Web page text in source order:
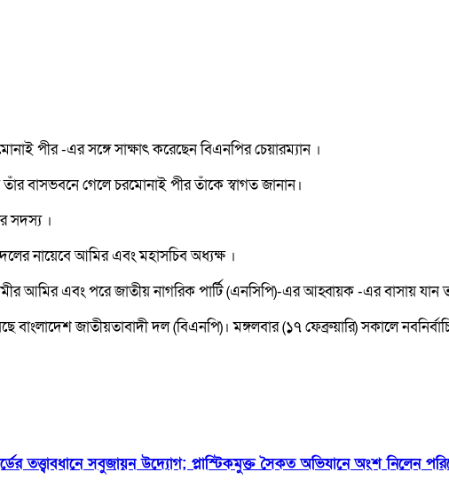
পীর -এর সঙ্গে সাক্ষাৎ করেছেন বিএনপির চেয়ারম্যান ।
তাঁর বাসভবনে গেলে চরমোনাই পীর তাঁকে স্বাগত জানান।
সদস্য ।
নায়েবে আমির এবং মহাসচিব অধ্যক্ষ ।
আমির এবং পরে জাতীয় নাগরিক পার্টি (এনসিপি)-এর আহ্বায়ক -এর বাসায় যান
বাংলাদেশ জাতীয়তাবাদী দল (বিএনপি)। মঙ্গলবার (১৭ ফেব্রুয়ারি) সকালে
তত্ত্বাবধানে সবুজায়ন উদ্যোগ; প্লাস্টিকমুক্ত সৈকত অভিযানে অংশ নিলেন